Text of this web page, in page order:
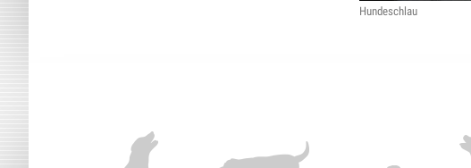
Hundeschlau